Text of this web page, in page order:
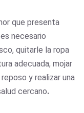
que presenta
necesario
quitarle la ropa
adecuada, mojar
y realizar una
cercano.